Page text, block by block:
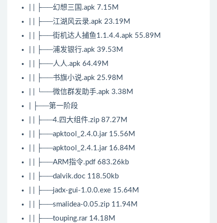
| | ├──幻想三国.apk 7.15M
| | ├──江湖风云录.apk 23.19M
| | ├──街机达人捕鱼1.1.4.4.apk 55.89M
| | ├──浦发银行.apk 39.53M
| | ├──人人.apk 64.49M
| | ├──书旗小说.apk 25.98M
| | └──微信群发助手.apk 3.38M
| ├──第一阶段
| | ├──4.四大组件.zip 87.27M
| | ├──apktool_2.4.0.jar 15.56M
| | ├──apktool_2.4.1.jar 16.84M
| | ├──ARM指令.pdf 683.26kb
| | ├──dalvik.doc 118.50kb
| | ├──jadx-gui-1.0.0.exe 15.64M
| | ├──smalidea-0.05.zip 11.94M
| | ├──touping.rar 14.18M